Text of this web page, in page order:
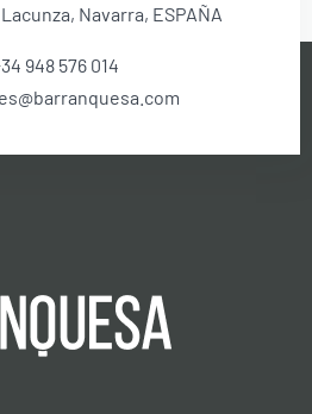
Navarra, ESPAÑA
948 576 014